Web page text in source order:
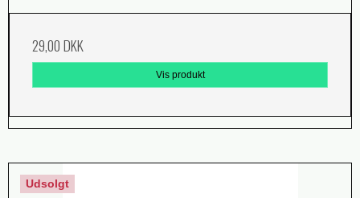
29,00 DKK
Vis produkt
Udsolgt